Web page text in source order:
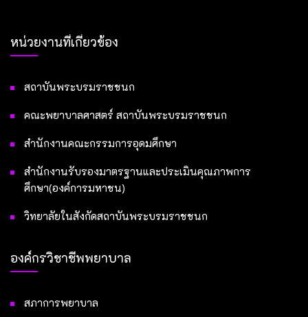
หน่วยงานที่เกี่ยวข้อง
สถาบันพระบรมราชชนก
คณะพยาบาลศาสตร์ สถาบันพระบรมราชชนก
สำนักงานคณะกรรมการอุดมศึกษา
สำนักงานรับรองมาตรฐานและประเมินคุณภาพการ
ศึกษา(องค์การมหาชน)
วิทยาลัยในสังกัดสถาบันพระบรมราชชนก
องค์กรวิชาชีพพยาบาล
สภาการพยาบาล